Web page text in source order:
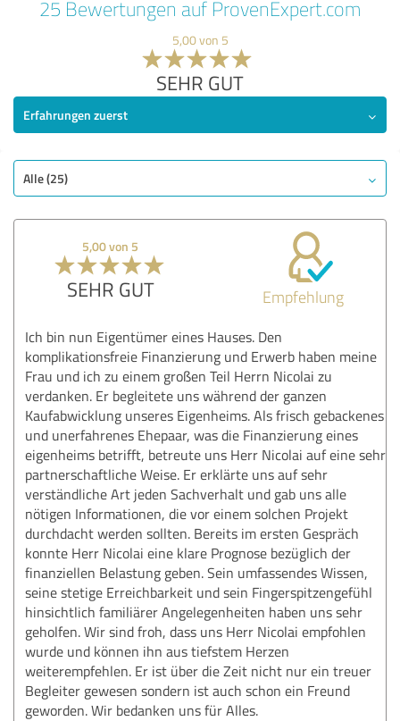
25 Bewertungen auf ProvenExpert.com
5,00 von 5
SEHR GUT
Erfahrungen zuerst
Alle (25)
5,00 von 5
SEHR GUT Empfehlung
Ich bin nun Eigentümer eines Hauses. Den
komplikationsfreie Finanzierung und Erwerb haben meine
Frau und ich zu einem großen Teil Herrn Nicolai zu
verdanken. Er begleitete uns während der ganzen
Kaufabwicklung unseres Eigenheims. Als frisch gebackenes
und unerfahrenes Ehepaar, was die Finanzierung eines
eigenheims betrifft, betreute uns Herr Nicolai auf eine sehr
partnerschaftliche Weise. Er erklärte uns auf sehr
verständliche Art jeden Sachverhalt und gab uns alle
nötigen Informationen, die vor einem solchen Projekt
durchdacht werden sollten. Bereits im ersten Gespräch
konnte Herr Nicolai eine klare Prognose bezüglich der
finanziellen Belastung geben. Sein umfassendes Wissen,
seine stetige Erreichbarkeit und sein Fingerspitzengefühl
hinsichtlich familiärer Angelegenheiten haben uns sehr
geholfen. Wir sind froh, dass uns Herr Nicolai empfohlen
wurde und können ihn aus tiefstem Herzen
weiterempfehlen. Er ist über die Zeit nicht nur ein treuer
Begleiter gewesen sondern ist auch schon ein Freund
geworden. Wir bedanken uns für Alles.